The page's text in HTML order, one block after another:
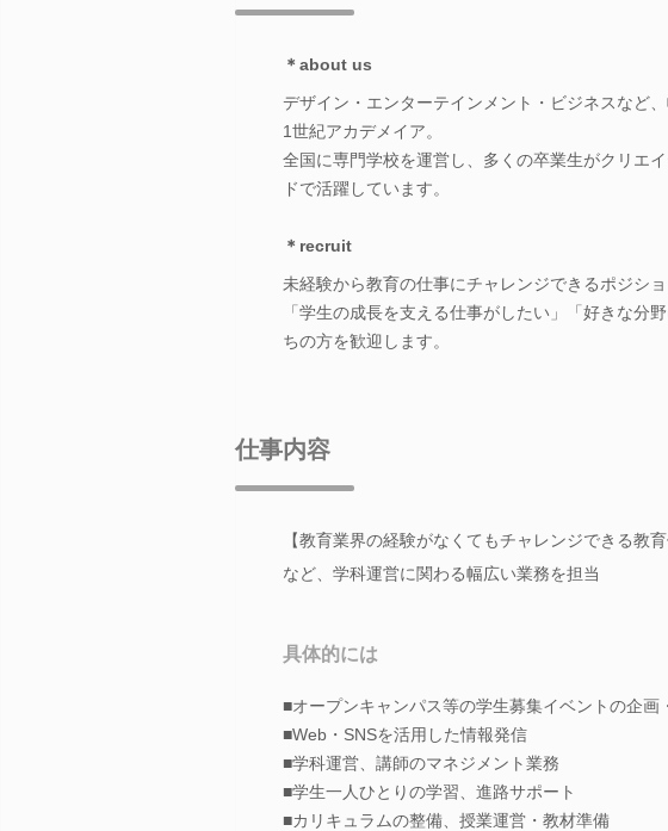
＊about us
デザイン・エンターテインメント・ビジネスなど
1世紀アカデメイア。
全国に専門学校を運営し、多くの卒業生がクリエ
ドで活躍しています。
＊recruit
未経験から教育の仕事にチャレンジできるポジショ
「学生の成長を支える仕事がしたい」「好きな
ちの方を歓迎します。
仕事内容
【教育業界の経験がなくてもチャレンジできる教
など、学科運営に関わる幅広い業務を担当
具体的には
■オープンキャンパス等の学生募集イベントの企画
■Web・SNSを活用した情報発信
■学科運営、講師のマネジメント業務
■学生一人ひとりの学習、進路サポート
■カリキュラムの整備、授業運営・教材準備